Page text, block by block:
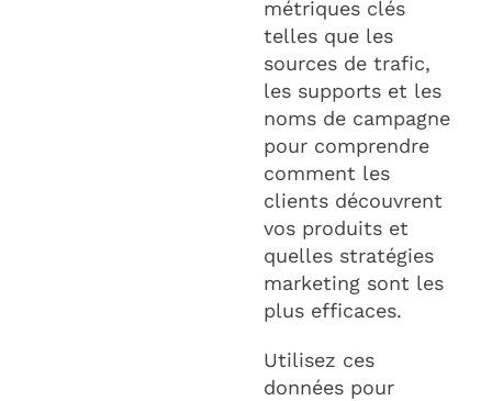
métriques clés
telles que les
sources de trafic,
les supports et les
noms de campagne
pour comprendre
comment les
clients découvrent
vos produits et
quelles stratégies
marketing sont les
plus efficaces.
Utilisez ces
données pour